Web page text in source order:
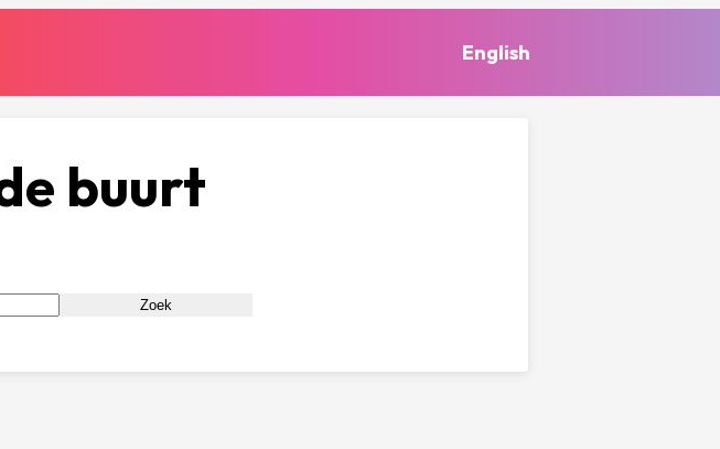
English
buurt
Zoek